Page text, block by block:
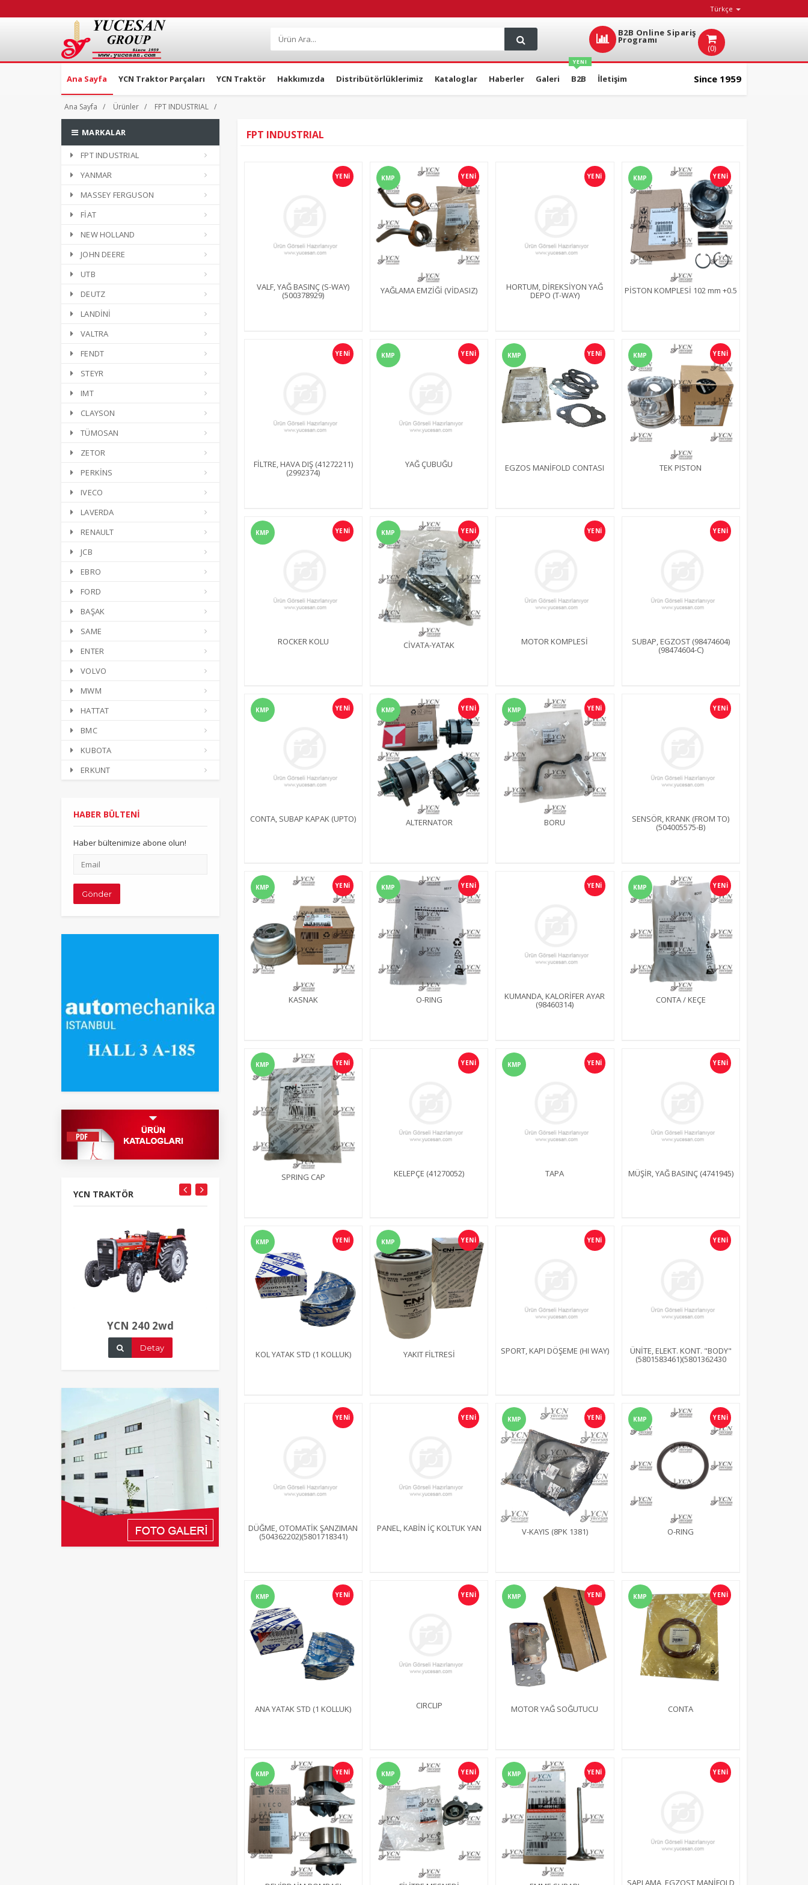
Türkçe
B2B Online Sipariş
Programı
(0)
Ana Sayfa YCN Traktor Parçaları YCN Traktör Hakkımızda Distribütörlüklerimiz Kataloglar Haberler Galeri B2B
YENI
İletişim Since 1959
Ana Sayfa Ürünler FPT INDUSTRIAL
MARKALAR
FPT INDUSTRIAL
YANMAR
MASSEY FERGUSON
FİAT
NEW HOLLAND
JOHN DEERE
UTB
DEUTZ
LANDİNİ
VALTRA
FENDT
STEYR
IMT
CLAYSON
TÜMOSAN
ZETOR
PERKİNS
IVECO
LAVERDA
RENAULT
JCB
EBRO
FORD
BAŞAK
SAME
ENTER
VOLVO
MWM
HATTAT
BMC
KUBOTA
ERKUNT
HABER BÜLTENİ
Haber bültenimize abone olun!
adresiniz
Gönder
YCN TRAKTÖR
YCN 240 2wd
Detay
YCN 240 4wd YCN 265 2wd
Detay Detay
FPT INDUSTRIAL
YENİ
VALF, YAĞ BASINÇ (S-WAY)
(500378929)
YENİ
KMP
YAĞLAMA EMZİĞİ (VİDASIZ)
YENİ
HORTUM, DİREKSİYON YAĞ
DEPO (T-WAY)
YENİ
KMP
PİSTON KOMPLESİ 102 mm +0.5
YENİ
FİLTRE, HAVA DIŞ (41272211)
(2992374)
YENİ
KMP
YAĞ ÇUBUĞU
YENİ
KMP
EGZOS MANİFOLD CONTASI
YENİ
KMP
TEK PISTON
YENİ
KMP
ROCKER KOLU
YENİ
KMP
CİVATA-YATAK
YENİ
MOTOR KOMPLESİ
YENİ
SUBAP, EGZOST (98474604)
(98474604-C)
YENİ
KMP
CONTA, SUBAP KAPAK (UPTO)
YENİ
KMP
ALTERNATOR
YENİ
KMP
BORU
YENİ
SENSÖR, KRANK (FROM TO)
(504005575-B)
YENİ
KMP
KASNAK
YENİ
KMP
O-RING
YENİ
KUMANDA, KALORİFER AYAR
(98460314)
YENİ
KMP
CONTA / KEÇE
YENİ
KMP
SPRING CAP
YENİ
KELEPÇE (41270052)
YENİ
KMP
TAPA
YENİ
MÜŞİR, YAĞ BASINÇ (4741945)
YENİ
KMP
KOL YATAK STD (1 KOLLUK)
YENİ
KMP
YAKIT FİLTRESİ
YENİ
SPORT, KAPI DÖŞEME (HI WAY)
YENİ
ÜNİTE, ELEKT. KONT. "BODY"
(5801583461)(5801362430
YENİ
DÜĞME, OTOMATİK ŞANZIMAN
(504362202)(5801718341)
YENİ
PANEL, KABİN İÇ KOLTUK YAN
YENİ
KMP
V-KAYIS (8PK 1381)
YENİ
KMP
O-RING
YENİ
KMP
ANA YATAK STD (1 KOLLUK)
YENİ
CIRCLIP
YENİ
KMP
MOTOR YAĞ SOĞUTUCU
YENİ
KMP
CONTA
YENİ
KMP YENİ
KMP YENİ
KMP YENİ
SAPLAMA, EGZOST MANİFOLD